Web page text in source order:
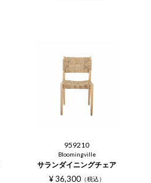
959210
Bloomingville
サランダイニングチェア
¥ 36,300 税込